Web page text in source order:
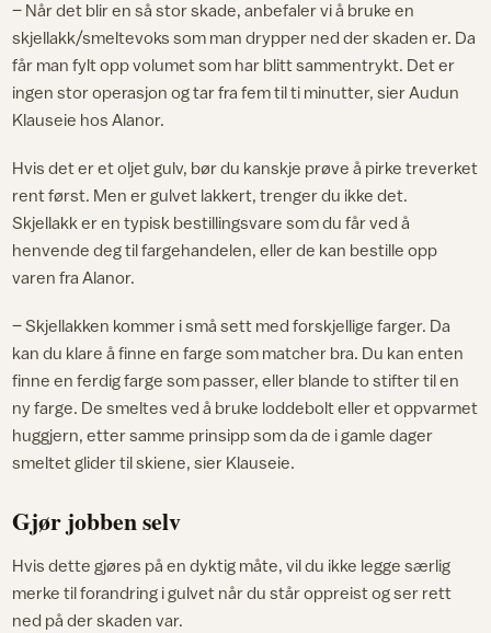
– Når det blir en så stor skade, anbefaler vi å bruke en
skjellakk/smeltevoks som man drypper ned der skaden er. Da
får man fylt opp volumet som har blitt sammentrykt. Det er
ingen stor operasjon og tar fra fem til ti minutter, sier Audun
Klauseie hos Alanor.
Hvis det er et oljet gulv, bør du kanskje prøve å pirke treverket
rent først. Men er gulvet lakkert, trenger du ikke det.
Skjellakk er en typisk bestillingsvare som du får ved å
henvende deg til fargehandelen, eller de kan bestille opp
varen fra Alanor.
– Skjellakken kommer i små sett med forskjellige farger. Da
kan du klare å finne en farge som matcher bra. Du kan enten
finne en ferdig farge som passer, eller blande to stifter til en
ny farge. De smeltes ved å bruke loddebolt eller et oppvarmet
huggjern, etter samme prinsipp som da de i gamle dager
smeltet glider til skiene, sier Klauseie.
Gjør jobben selv
Hvis dette gjøres på en dyktig måte, vil du ikke legge særlig
merke til forandring i gulvet når du står oppreist og ser rett
ned på der skaden var.